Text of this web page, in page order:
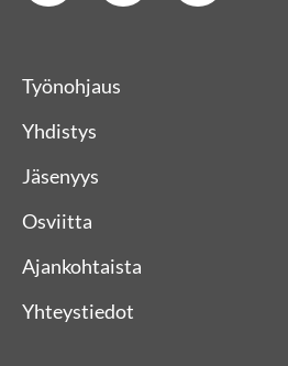
Työnohjaus
Yhdistys
Jäsenyys
Osviitta
Ajankohtaista
Yhteystiedot